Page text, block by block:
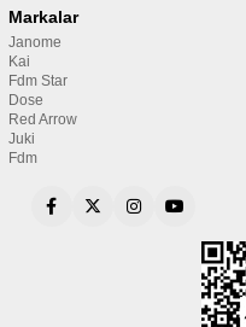
Markalar
Janome
Kai
Fdm Star
Dose
Red Arrow
Juki
Fdm